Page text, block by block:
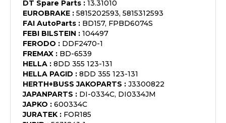
DT Spare Parts : 13.31010
EUROBRAKE : 5815202593, 5815312593
FAI AutoParts : BD157, FPBD6074S
FEBI BILSTEIN : 104497
FERODO : DDF2470-1
FREMAX : BD-6539
HELLA : 8DD 355 123-131
HELLA PAGID : 8DD 355 123-131
HERTH+BUSS JAKOPARTS : J3300822
JAPANPARTS : DI-0334C, DI0334JM
JAPKO : 600334C
JURATEK : FOR185